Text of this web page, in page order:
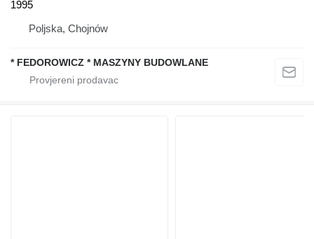
1995
Poljska, Chojnów
* FEDOROWICZ * MASZYNY BUDOWLANE